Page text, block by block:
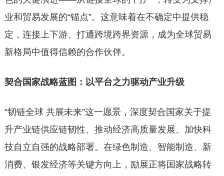
业和贸易发展的“锚点”。这意味着在不确定中提供稳
定，连接上下游、打通跨境跨界资源，成为全球贸易
新格局中值得信赖的合作伙伴。
契合国家战略蓝图：以平台之力驱动产业升级
“韧链全球 共展未来”这一愿景，深度契合国家关于提
升产业链供应链韧性、推动经济高质量发展、加快科
技自立自强的战略部署。在绿色制造、智能制造、新
消费、银发经济等关键方向上，励展正将国家战略转